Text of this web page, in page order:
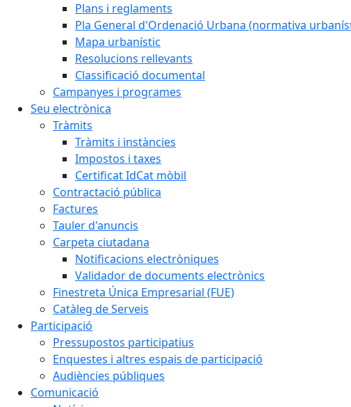
Plans i reglaments
Pla General d'Ordenació Urbana (normativa
Mapa urbanístic
Resolucions rellevants
Classificació documental
Campanyes i programes
Seu electrònica
Tràmits
Tràmits i instàncies
Impostos i taxes
Certificat IdCat mòbil
Contractació pública
Factures
Tauler d'anuncis
Carpeta ciutadana
Notificacions electròniques
Validador de documents electrònics
Finestreta Única Empresarial (FUE)
Catàleg de Serveis
Participació
Pressupostos participatius
Enquestes i altres espais de participació
Audiències públiques
Comunicació